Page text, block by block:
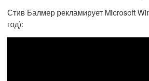
Стив Балмер рекламирует Microsoft
год):